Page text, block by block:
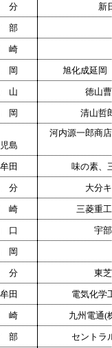
分 新
部
崎
岡 旭化成延岡
山 徳山
岡 清山哲
島
河内源一郎商
田 味の素、
分 大分
崎 三菱重
口 宇
岡
分 東
田 電気化学
崎 九州電通(
部 セントラ